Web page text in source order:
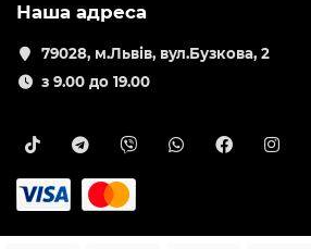
Наша адреса
79028, м.Львів, вул.Бузкова, 2
з 9.00 до 19.00